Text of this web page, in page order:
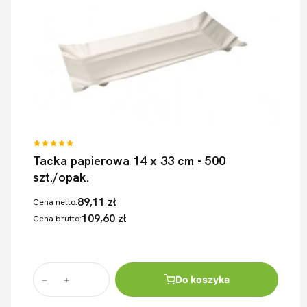
Tacka papierowa 14 x 33 cm - 500
szt./opak.
Cena netto:89,11 zł
Cena brutto:109,60 zł
Do koszyka